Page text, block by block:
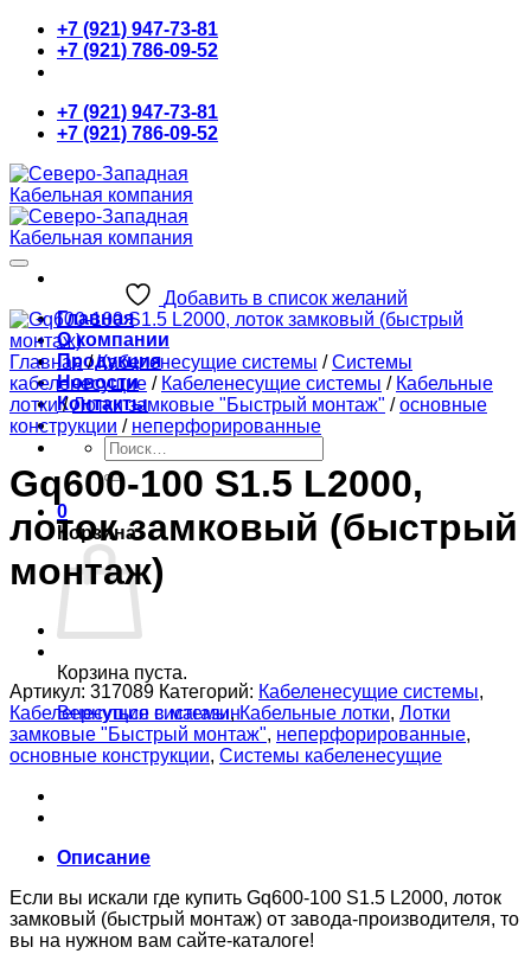
Skip
content
+7 (921) 947-73-81
+7 (921) 786-09-52
+7 (921) 947-73-81
+7 (921) 786-09-52
Главная
О компании
Продукция
Новости
Контакты
Искать:
0
Корзина
Корзина пуста.
Вернуться в магазин
Добавить в список желаний
Главная / Кабеленесущие системы / Системы
кабеленесущие / Кабеленесущие системы / Кабельные
лотки / Лотки замковые "Быстрый монтаж" / основные
конструкции / неперфорированные
Gq600-100 S1.5 L2000,
лоток замковый (быстрый
монтаж)
Артикул: 317089 Категорий: Кабеленесущие системы,
Кабеленесущие системы,Кабельные лотки, Лотки
замковые "Быстрый монтаж", неперфорированные,
основные конструкции, Системы кабеленесущие
Описание
Если вы искали где купить Gq600-100 S1.5 L2000, лоток
замковый (быстрый монтаж) от завода-производителя, то
вы на нужном вам сайте-каталоге!